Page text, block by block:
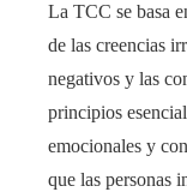
La TCC se basa
de las creencias
negativos y las
principios
emocionales y
que las personas